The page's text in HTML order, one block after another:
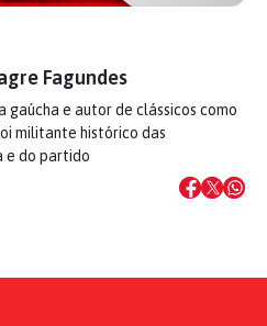
Fagundes
gaúcha e autor de clássicos como
militante histórico das
e do partido